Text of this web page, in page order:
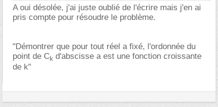
A oui désolée, j'ai juste oublié de l'écrire mais j'en ai
pris compte pour résoudre le problème.
"Démontrer que pour tout réel a fixé, l'ordonnée du
point de Ck d'abscisse a est une fonction croissante
de k"